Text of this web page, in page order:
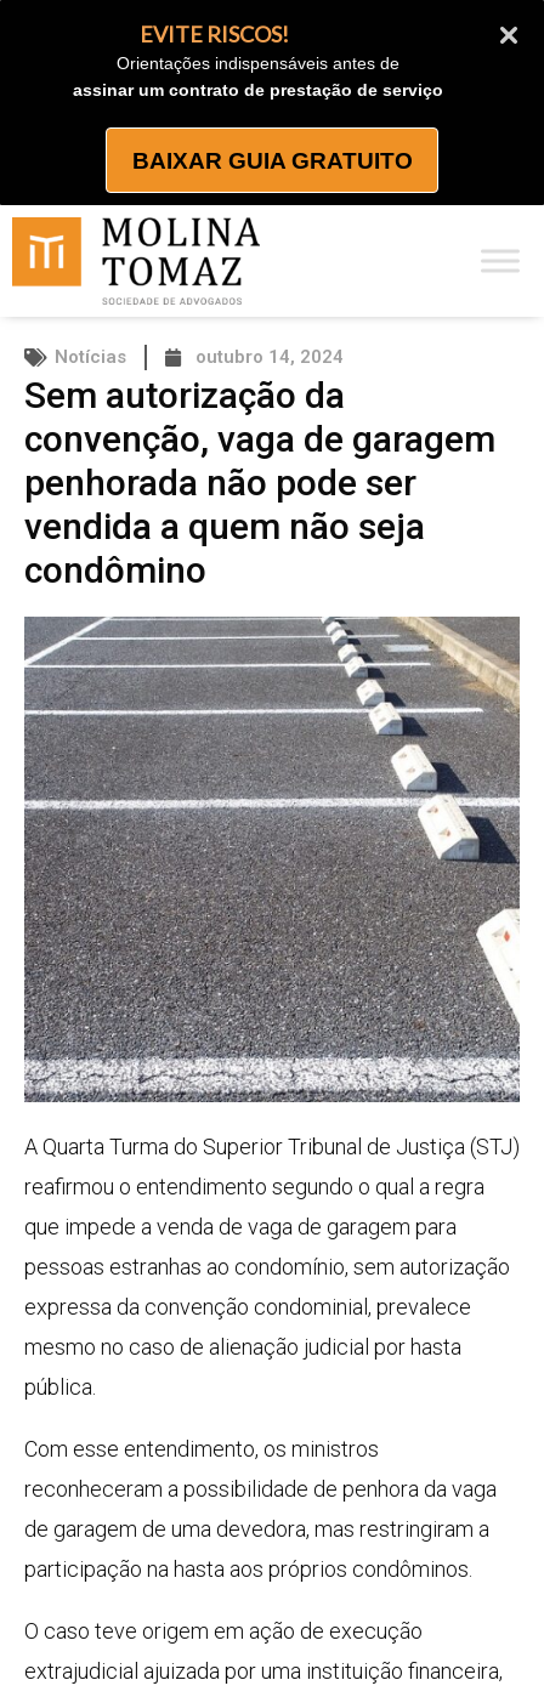
EVITE RISCOS!
Orientações indispensáveis antes de
assinar um contrato de prestação de serviço
BAIXAR GUIA GRATUITO
Notícias outubro 14, 2024
Sem autorização da
convenção, vaga de garagem
penhorada não pode ser
vendida a quem não seja
condômino
A Quarta Turma do Superior Tribunal de Justiça (STJ)
reafirmou o entendimento segundo o qual a regra
que impede a venda de vaga de garagem para
pessoas estranhas ao condomínio, sem autorização
expressa da convenção condominial, prevalece
mesmo no caso de alienação judicial por hasta
pública.
Com esse entendimento, os ministros
reconheceram a possibilidade de penhora da vaga
de garagem de uma devedora, mas restringiram a
participação na hasta aos próprios condôminos.
O caso teve origem em ação de execução
extrajudicial ajuizada por uma instituição financeira,